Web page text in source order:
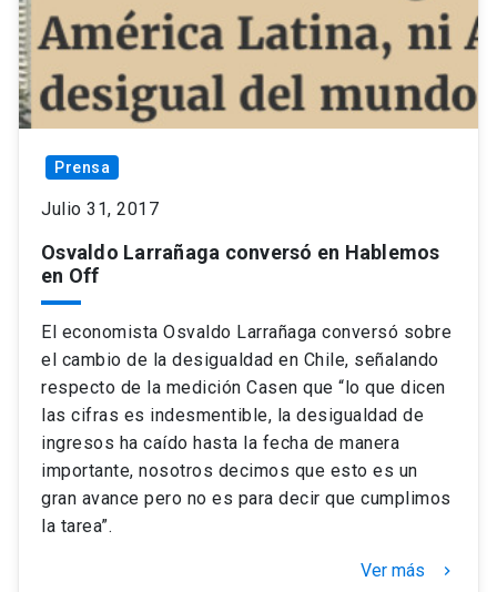
Prensa
Julio 31, 2017
Osvaldo Larrañaga conversó en Hablemos
en Off
El economista Osvaldo Larrañaga conversó sobre
el cambio de la desigualdad en Chile, señalando
respecto de la medición Casen que “lo que dicen
las cifras es indesmentible, la desigualdad de
ingresos ha caído hasta la fecha de manera
importante, nosotros decimos que esto es un
gran avance pero no es para decir que cumplimos
la tarea”.
Ver más keyboard_arrow_right